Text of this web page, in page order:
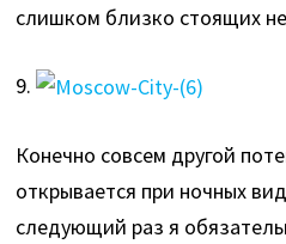
слишком близко стоящих
9.
Конечно совсем другой
открывается при ночных
следующий раз я